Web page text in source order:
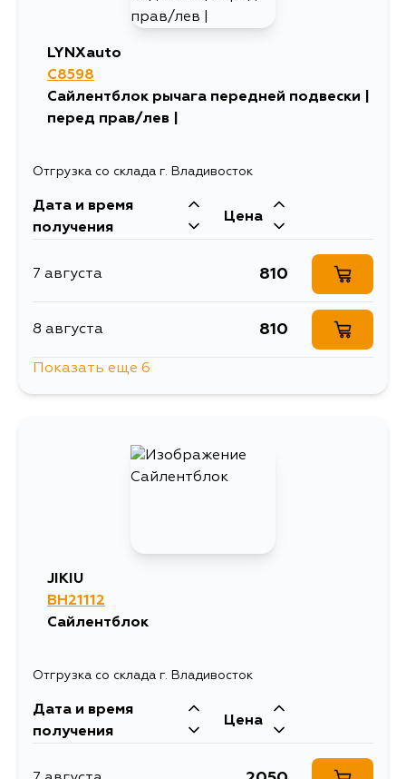
LYNXauto
C8598
Сайлентблок рычага передней подвески |
перед прав/лев |
Отгрузка со склада г. Владивосток
Дата и время
получения
Цена
7 августа 810
8 августа 810
810
29 августа
Показать еще 6
JIKIU
BH21112
Сайлентблок
Отгрузка со склада г. Владивосток
Дата и время
получения
Цена